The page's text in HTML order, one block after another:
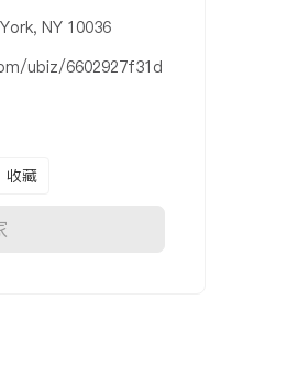
NY 10036
ubiz/6602927f31d
收藏